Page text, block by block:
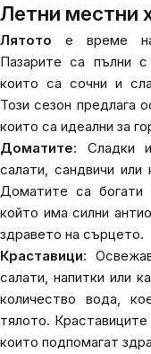
Летни местни
Лятото е време
Пазарите са пълни с
които са сочни и
Този сезон предлага
които са идеални за
Доматите: Сладки
салати, сандвичи
Доматите са богати
който има силни
здравето на сърцето.
Краставици:
салати, напитки или
количество вода,
тялото.
които подпомагат